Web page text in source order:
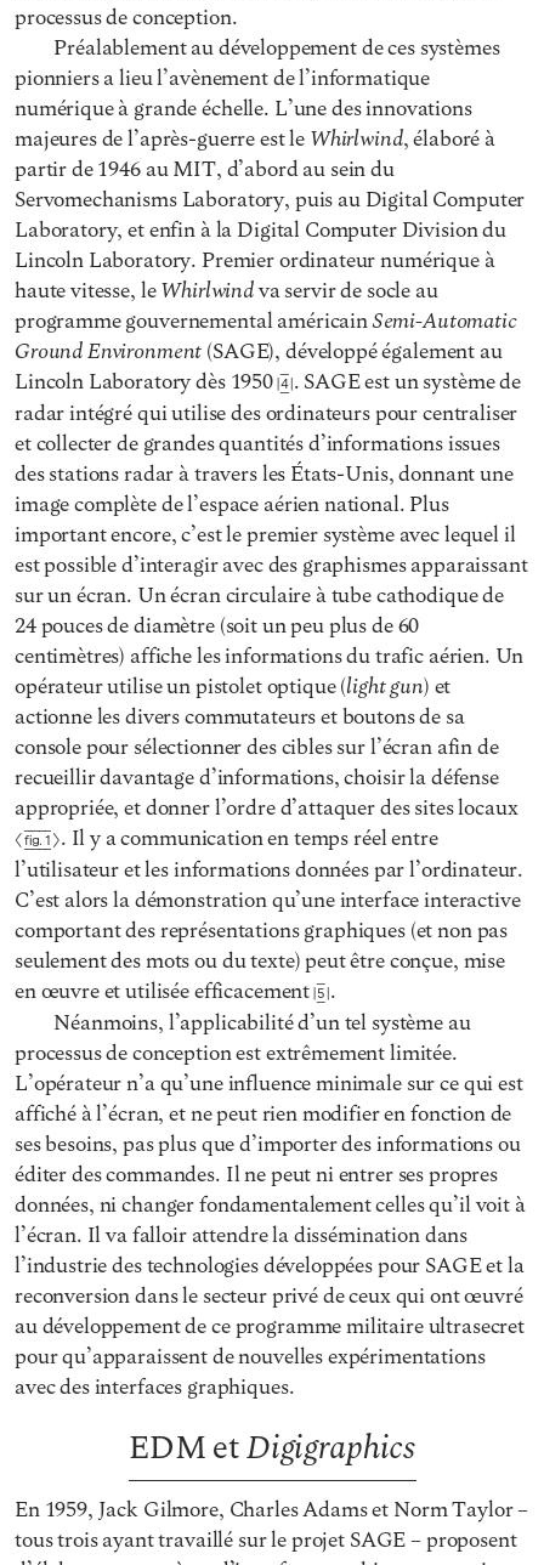
processus de conception.
Préalablement au développement de ces systèmes
pionniers a lieu l’avènement de l’informatique
numérique à grande échelle. L’une des innovations
majeures de l’après-guerre est le Whirlwind, élaboré à
partir de 1946 au MIT, d’abord au sein du
Servomechanisms Laboratory, puis au Digital Computer
Laboratory, et enfin à la Digital Computer Division du
Lincoln Laboratory. Premier ordinateur numérique à
haute vitesse, le Whirlwindva servir de socle au
programme gouvernemental américainSemi-Automatic
Ground Environment (SAGE), développé également au
Lincoln Laboratory dès 1950 4 . SAGE est un système de
radar intégré qui utilise des ordinateurs pour centraliser
et collecter de grandes quantités d’informations issues
des stations radar à travers les États-Unis, donnant une
image complète de l’espace aérien national. Plus
important encore, c’est le premier système avec lequel il
est possible d’interagir avec des graphismes apparaissant
sur un écran. Un écran circulaire à tube cathodique de
24 pouces de diamètre (soit un peu plus de 60
centimètres) affiche les informations du trafic aérien. Un
opérateur utilise un pistolet optique (light gun) et
actionne les divers commutateurs et boutons de sa
console pour sélectionner des cibles sur l’écran afin de
recueillir davantage d’informations, choisir la défense
appropriée, et donner l’ordre d’attaquer des sites locaux
Fig. 1
. Il y a communication en temps réel entre
l’utilisateur et les informations données par l’ordinateur.
C’est alors la démonstration qu’une interface interactive
comportant des représentations graphiques (et non pas
seulement des mots ou du texte) peut être conçue, mise
en œuvre et utilisée efficacement 5 .
Néanmoins, l’applicabilité d’un tel système au
processus de conception est extrêmement limitée.
L’opérateur n’a qu’une influence minimale sur ce qui est
affiché à l’écran, et ne peut rien modifier en fonction de
ses besoins, pas plus que d’importer des informations ou
éditer des commandes. Il ne peut ni entrer ses propres
données, ni changer fondamentalement celles qu’il voit à
l’écran. Il va falloir attendre la dissémination dans
l’industrie des technologies développées pour SAGE et la
reconversion dans le secteur privé de ceux qui ont œuvré
au développement de ce programme militaire ultrasecret
pour qu’apparaissent de nouvelles expérimentations
avec des interfaces graphiques.
EDM et Digigraphics
En 1959, Jack Gilmore, Charles Adams et Norm Taylor –
tous trois ayant travaillé sur le projet SAGE – proposent